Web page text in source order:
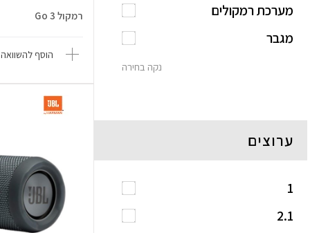
רמקול Go 3
הוסף להשוואה
מערכת רמקולים
מגבר
נקה בחירה
ערוצים
1
2.1